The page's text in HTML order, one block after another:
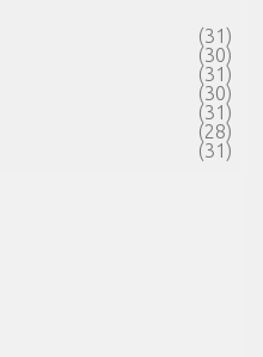
(31)
(30)
(31)
(30)
(31)
(28)
(31)